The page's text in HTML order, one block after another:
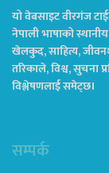
यो वेबसाइट वीरगंज
नेपाली भाषाको
खेलकुद, साहित्य,
तरिकाले, विश्व, सुचना
विश्लेषणलाई समेट्छ।
सम्पर्क